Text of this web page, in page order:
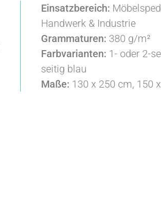
Einsatzbereich:
Handwerk & Industrie
Grammaturen: 380 g/m²
Farbvarianten: 1- oder 2-
seitig blau
Maße: 130 x 250 cm, 150